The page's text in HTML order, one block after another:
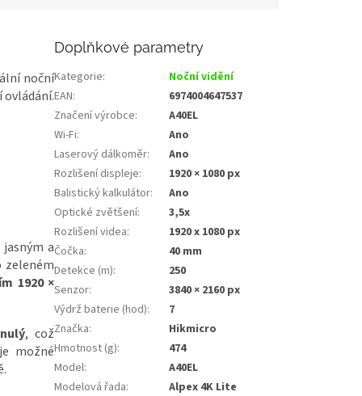
noční
ovládání.
jasným a
zeleném
1920 ×
, což
možné
Doplňkové parametry
Kategorie:
Noční vidění
EAN:
6974004647537
Značení výrobce:
A40EL
Wi-Fi:
Ano
Laserový dálkoměr:
Ano
Rozlišení displeje:
1920 × 1080 px
Balistický kalkulátor:
Ano
Optické zvětšení:
3,5x
Rozlišení videa:
1920 x 1080 px
Čočka:
40 mm
Detekce (m):
250
Senzor:
3840 × 2160 px
Výdrž baterie (hod):
7
Značka:
Hikmicro
Hmotnost (g):
474
Model:
A40EL
Modelová řada: Alpex 4K Lite